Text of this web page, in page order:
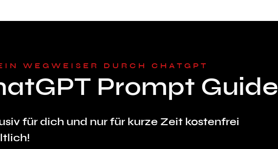
WEGWEISER DURCH CHATGPT
Prompt Guide
für dich und nur für kurze Zeit kostenfrei